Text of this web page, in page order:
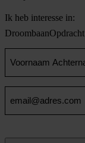
Ik heb interesse in:
DroombaanOpdracht
en
Achternaam
(Vereist)